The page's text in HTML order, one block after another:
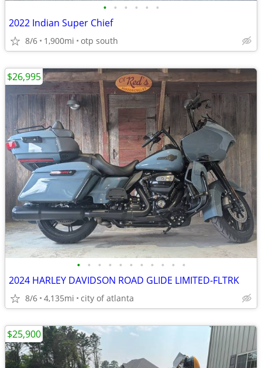
• • • • • •
2022 Indian Super Chief
8/6 1,900mi otp south
• • • • • • • • • • •
2024 HARLEY DAVIDSON ROAD GLIDE LIMITED-FLTRK
8/6 4,135mi city of atlanta
$26,995
$25,900